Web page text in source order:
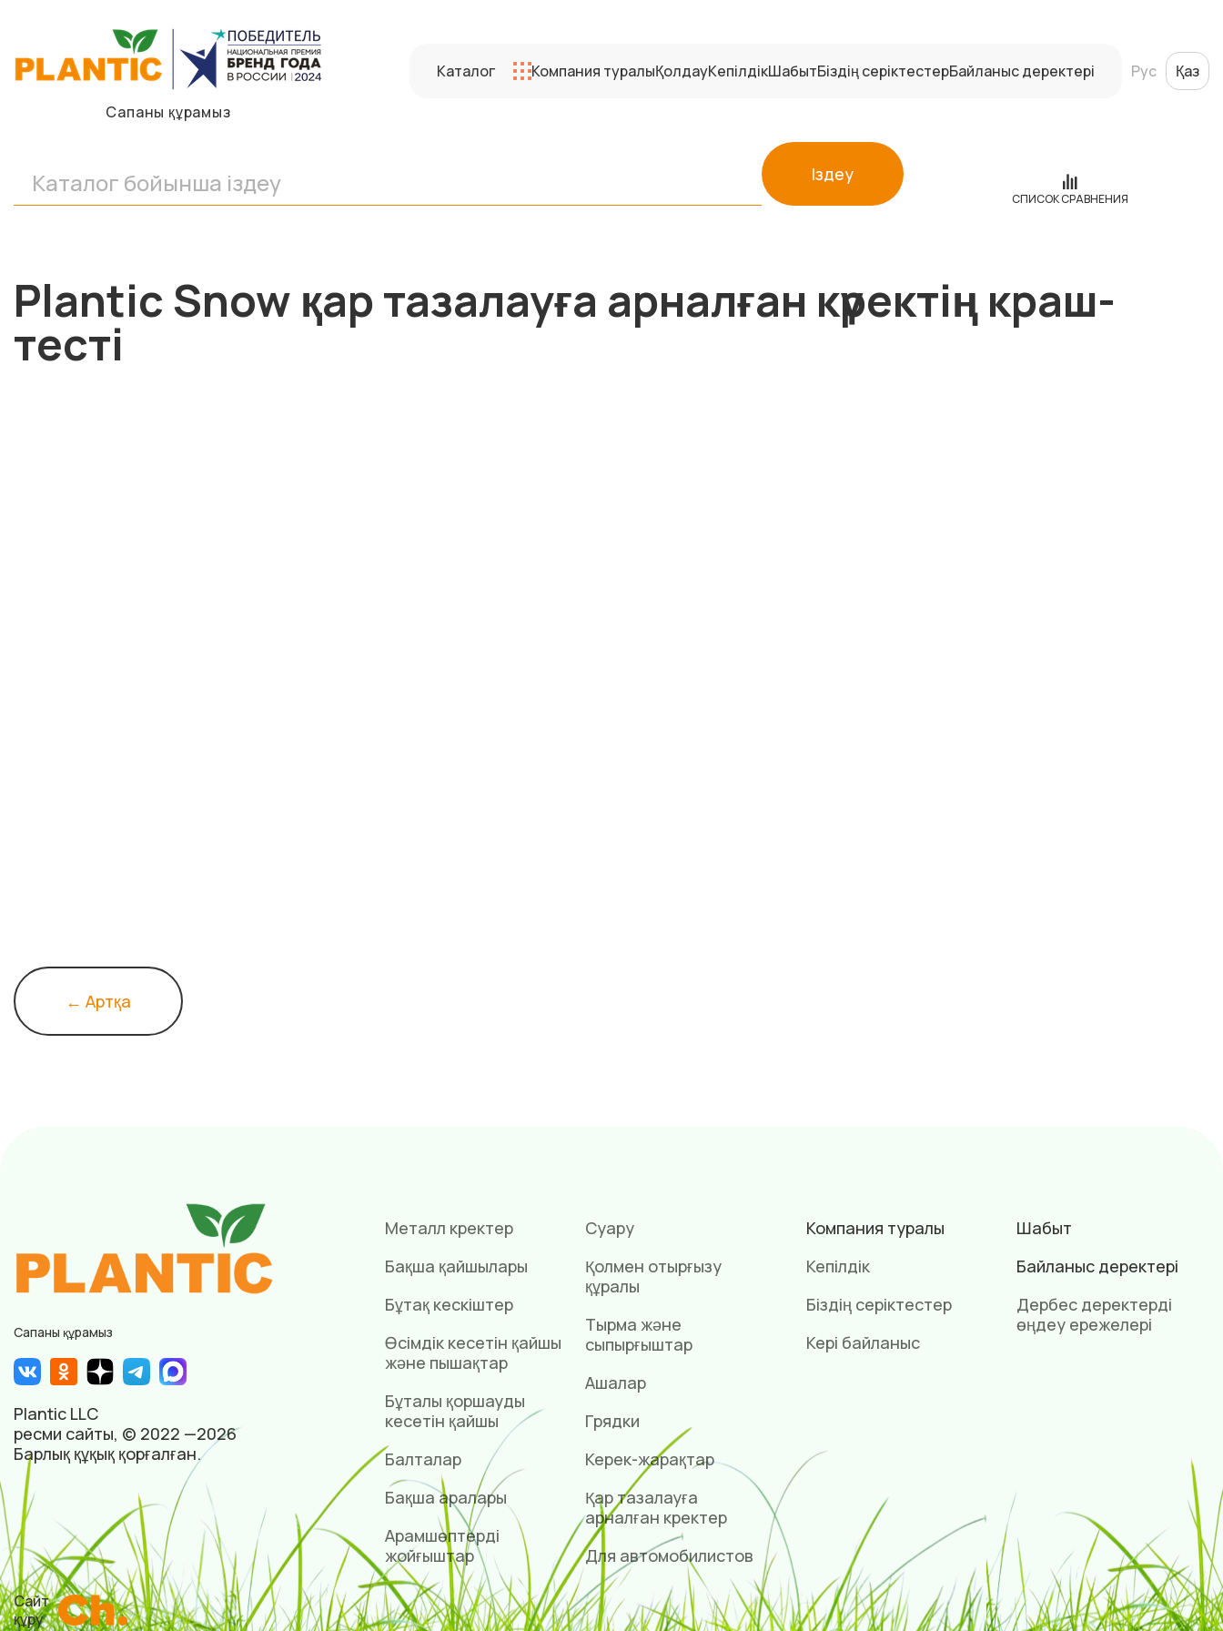
Сапаны құрамыз
Каталог Компания туралыҚолдауКепілдікШабытБіздің серіктестерБайланыс деректері Рус Қаз
Іздеу
СПИСОК СРАВНЕНИЯ
Plantic Snow қар тазалауға арналған күректің краш-
тесті
← Артқа
Сапаны құрамыз
Plantic LLC
ресми сайты, © 2022 —2026
Барлық құқық қорғалған.
Металл күректер
Бақша қайшылары
Бұтақ кескіштер
Өсімдік кесетін қайшы
және пышақтар
Бұталы қоршауды
кесетін қайшы
Балталар
Бақша аралары
Арамшөптерді
жойғыштар
Суару
Қолмен отырғызу
құралы
Тырма және
сыпырғыштар
Ашалар
Грядки
Керек-жарақтар
Қар тазалауға
арналған күректер
Для автомобилистов
Компания туралы
Кепілдік
Біздің серіктестер
Кері байланыс
Шабыт
Байланыс деректері
Дербес деректерді
өңдеу ережелері
Сайт
құру